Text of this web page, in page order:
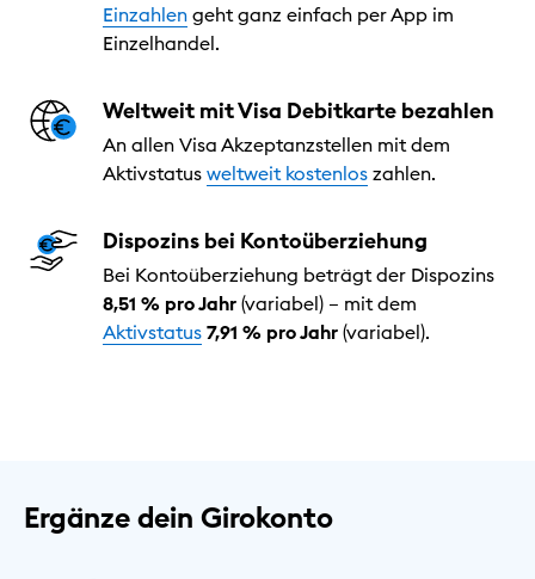
Einzahlen geht ganz einfach per App im
Einzelhandel.
Weltweit mit Visa Debitkarte bezahlen
An allen Visa Akzeptanzstellen mit dem
Aktivstatus weltweit kostenlos zahlen.
Dispozins bei Kontoüberziehung
Bei Kontoüberziehung beträgt der Dispozins
8,51 % pro Jahr (variabel) – mit dem
Aktivstatus 7,91 % pro Jahr (variabel).
Ergänze dein Girokonto